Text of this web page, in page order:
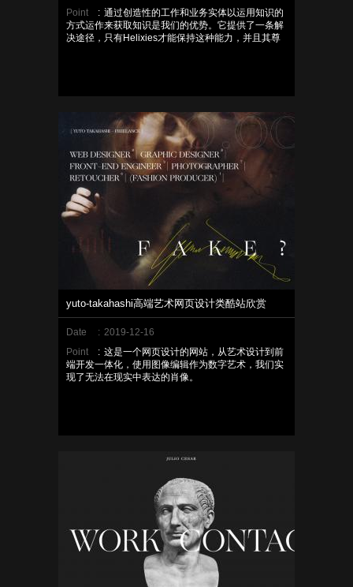
Point
: 通过创造性的工作和业务实体以运用知识的
方式运作来获取知识是我们的优势。它提供了一条解
决途径，只有Helixies才能保持这种能力，并且其尊
yuto-takahashi高端艺术网页设计类酷站欣赏
Date : 2019-12-16
Point
: 这是一个网页设计的网站，从艺术设计到前
端开发一体化，使用图像编辑作为数字艺术，我们实
现了无法在现实中表达的肖像。